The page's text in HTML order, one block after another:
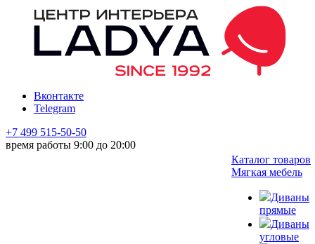
Вконтакте
Telegram
+7 499 515-50-50
время работы 9:00 до 20:00
Каталог товаров
Мягкая мебель
Диваны
прямые
Диваны
угловые